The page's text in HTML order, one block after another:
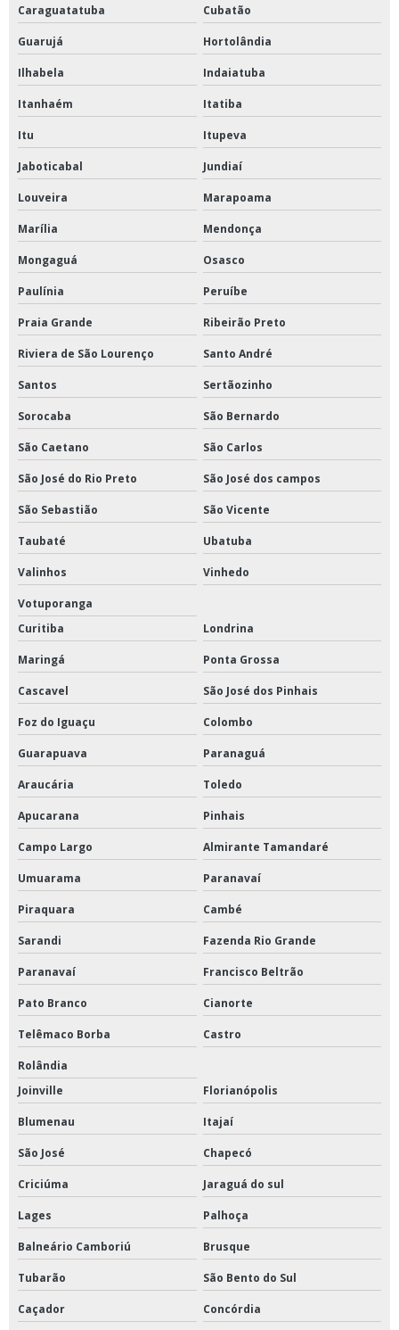
Moinho de facas para laboratório
Prensa hidráulica para laboratório
Prensa para laboratório
Câmara de germinação
Banho para ductilímetro
Câmara de germinação tipo bod
Câmara de germinação tipo mangelsdorf
Reator fermentador comprar
Britador de mandíbula a venda
Centrifuga de petróleo comprar
Estufa a vácuo comprar
Incubadora shaker preço
Caraguatatuba Cubatão
Guarujá Hortolândia
Ilhabela Indaiatuba
Itanhaém Itatiba
Itu Itupeva
Jaboticabal Jundiaí
Louveira Marapoama
Marília Mendonça
Mongaguá Osasco
Paulínia Peruíbe
Praia Grande Ribeirão Preto
Riviera de São Lourenço Santo André
Santos Sertãozinho
Sorocaba São Bernardo
São Caetano São Carlos
São José do Rio Preto São José dos campos
São Sebastião São Vicente
Taubaté Ubatuba
Valinhos Vinhedo
Votuporanga
Curitiba
Londrina
Maringá Ponta Grossa
Cascavel São José dos Pinhais
Foz do Iguaçu Colombo
Guarapuava Paranaguá
Araucária Toledo
Apucarana Pinhais
Campo Largo Almirante Tamandaré
Umuarama Paranavaí
Piraquara Cambé
Sarandi Fazenda Rio Grande
Paranavaí Francisco Beltrão
Pato Branco Cianorte
Telêmaco Borba Castro
Rolândia
Joinville
Florianópolis
Blumenau Itajaí
São José Chapecó
Criciúma Jaraguá do sul
Lages Palhoça
Balneário Camboriú Brusque
Tubarão São Bento do Sul
Caçador Concórdia